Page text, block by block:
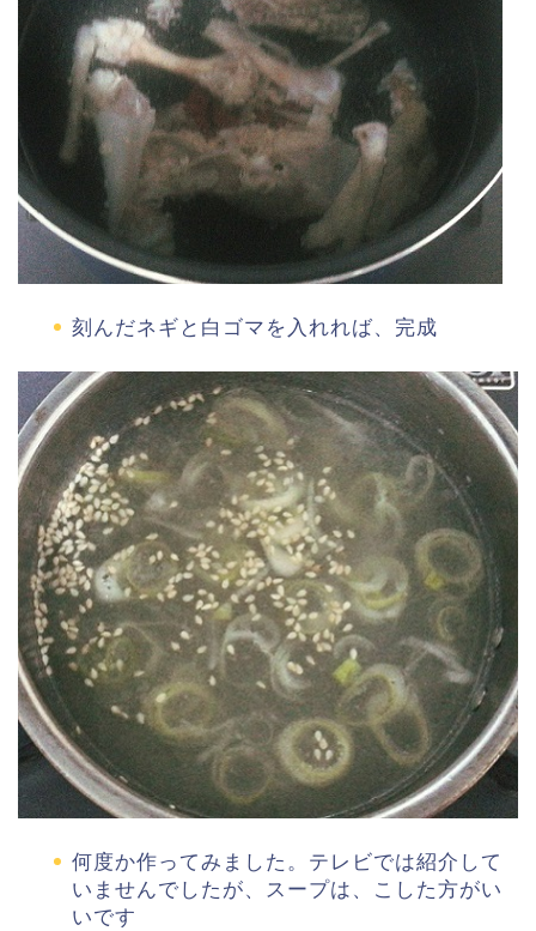
刻んだネギと白ゴマを入れれば、完成
何度か作ってみました。テレビでは紹介して
いませんでしたが、スープは、こした方がい
いです